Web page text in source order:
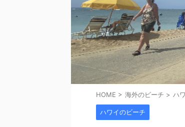
HOME > 海外のビーチ > ハ
ハワイのビーチ